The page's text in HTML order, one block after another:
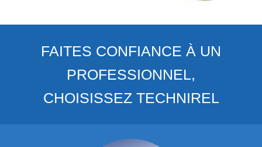
FAITES CONFIANCE À UN
PROFESSIONNEL,
CHOISISSEZ TECHNIREL